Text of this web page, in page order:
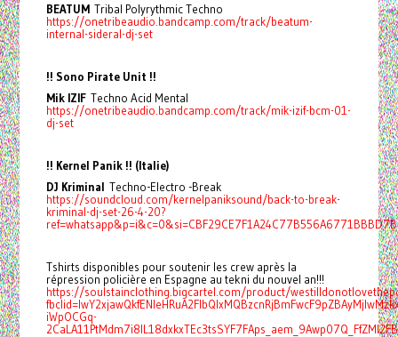
BEATUMTribal Polyrythmic Techno
https://onetribeaudio.bandcamp.com/track/beatum-
internal-sideral-dj-set
!! Sono Pirate Unit !!
Mik IZIFTechno Acid Mental
https://onetribeaudio.bandcamp.com/track/mik-izif-bcm-01-
dj-set
!! Kernel Panik !! (Italie)
DJ Kriminal Techno-Electro -Break
https://soundcloud.com/kernelpaniksound/back-to-break-
kriminal-dj-set-26-4-20?
Tshirts disponibles pour soutenir les crew après la
répression policière en Espagne au tekni du nouvel an!!!
https://soulstainclothing.bigcartel.com/product/
iWpOCGq-